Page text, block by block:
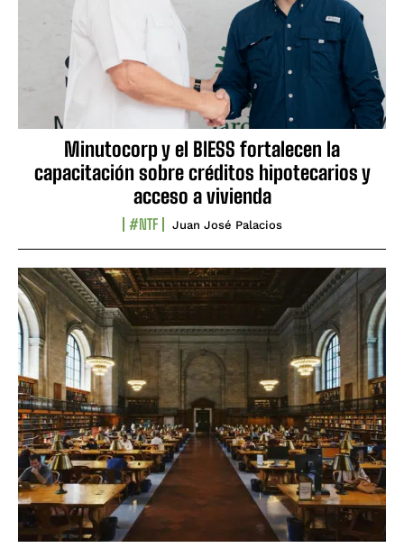
Minutocorp y el BIESS fortalecen la
capacitación sobre créditos hipotecarios y
acceso a vivienda
#NTF Juan José Palacios